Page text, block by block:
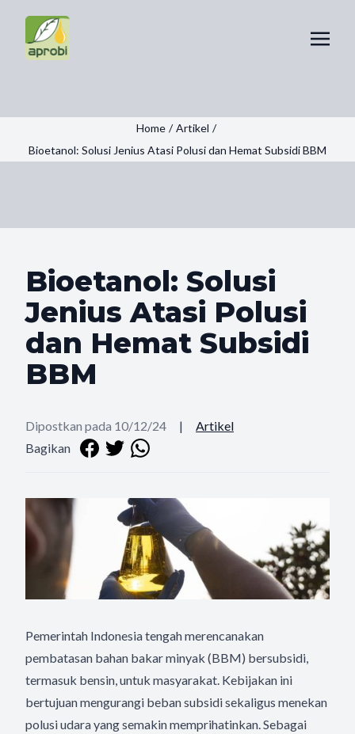
Home / Artikel /
Bioetanol: Solusi Jenius Atasi Polusi dan Hemat Subsidi BBM
Bioetanol: Solusi
Jenius Atasi Polusi
dan Hemat Subsidi
BBM
Dipostkan pada 10/12/24 |
Artikel
Bagikan
Pemerintah Indonesia tengah merencanakan
pembatasan bahan bakar minyak (BBM) bersubsidi,
termasuk bensin, untuk masyarakat. Kebijakan ini
bertujuan mengurangi beban subsidi sekaligus menekan
polusi udara yang semakin memprihatinkan. Sebagai